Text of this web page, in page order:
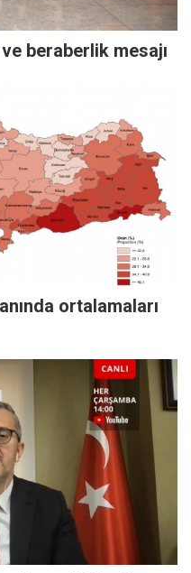
beraberlik mesajı
ortalamaları